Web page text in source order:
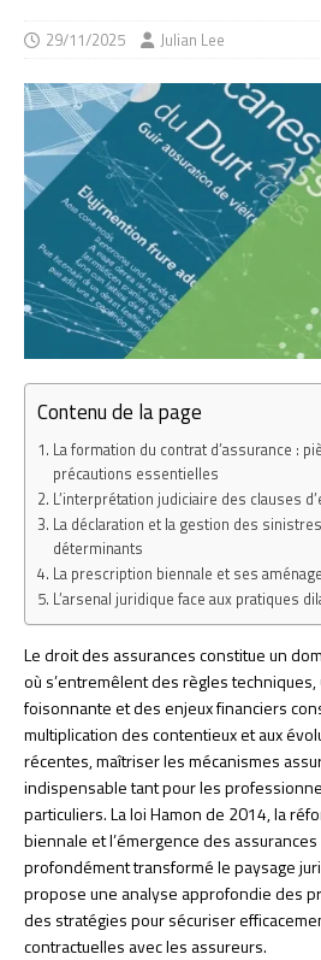
29/11/2025 Julian Lee
Contenu de la page
La formation du contrat d’assurance :
précautions essentielles
L’interprétation judiciaire des clauses
La déclaration et la gestion des
déterminants
La prescription biennale et ses
L’arsenal juridique face aux pratiques
Le droit des assurances constitue un
où s’entremêlent des règles
foisonnante et des enjeux financiers
multiplication des contentieux et aux
récentes, maîtriser les mécanismes
indispensable tant pour les
particuliers. La loi Hamon de 2014, la
biennale et l’émergence des
profondément transformé le paysage
propose une analyse approfondie des
des stratégies pour sécuriser
contractuelles avec les assureurs.